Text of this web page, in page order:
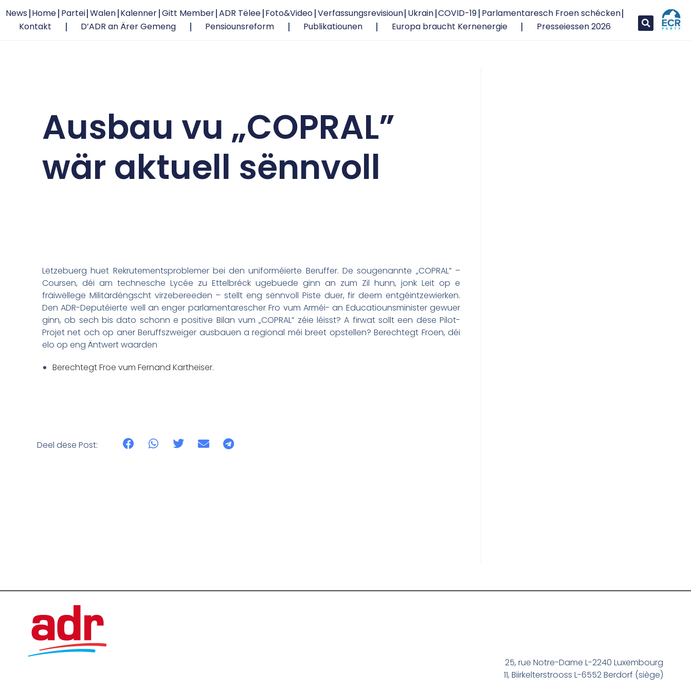
News Home Partei Walen Kalenner Gitt Member ADR Tëlee Foto&Video Verfassungsrevisioun Ukrain COVID-19 Parlamentaresch Froen schécken
Kontakt
D’ADR an Ärer Gemeng Pensiounsreform Publikatiounen Europa braucht Kernenergie Presseiessen 2026
Ausbau vu „COPRAL”
wär aktuell sënnvoll
Lëtzebuerg huet Rekrutementsproblemer bei den uniforméierte Beruffer. De sougenannte „COPRAL” –
Coursen, déi am technesche Lycée zu Ettelbréck ugebuede ginn an zum Zil hunn, jonk Leit op e
fräiwëllege Militärdéngscht virzebereeden – stellt eng sënnvoll Piste duer, fir deem entgéintzewierken.
Den ADR-Deputéierte well an enger parlamentarescher Fro vum Arméi- an Educatiounsminister gewuer
ginn, ob sech bis dato schonn e positive Bilan vum „COPRAL” zéie léisst? A firwat sollt een dëse Pilot-
Projet net och op aner Beruffszweiger ausbauen a regional méi breet opstellen? Berechtegt Froen, déi
elo op eng Äntwert waarden
Berechtegt Froe vum Fernand Kartheiser.
Deel dëse Post:
25, rue Notre-Dame L-2240 Luxembourg
11, Biirkelterstrooss L-6552 Berdorf (siège)